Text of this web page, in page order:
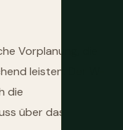
Vorplanung, die
leisten. Der W-
die
über das